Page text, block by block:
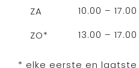
ZA
10.00 –
ZO*
13.00 –
* elke eerste en